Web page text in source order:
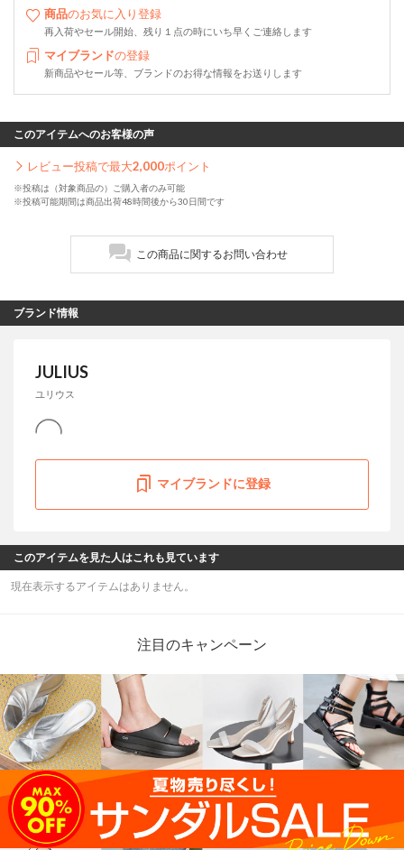
商品のお気に入り登録
再入荷やセール開始、残り１点の時にいち早くご連絡します
マイブランドの登録
新商品やセール等、ブランドのお得な情報をお送りします
このアイテムへのお客様の声
レビュー投稿で最大2,000ポイント
※投稿は（対象商品の）ご購入者のみ可能
※投稿可能期間は商品出荷48時間後から30日間です
この商品に関するお問い合わせ
ブランド情報
JULIUS
ユリウス
マイブランドに登録
このアイテムを見た人はこれも見ています
現在表示するアイテムはありません。
注目のキャンペーン